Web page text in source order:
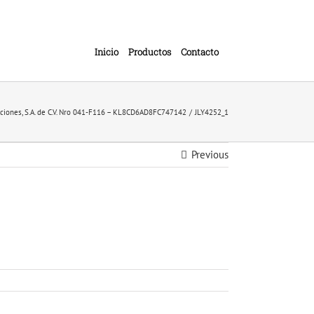
Inicio Productos Contacto
S.A. de C.V. Nro 041-F116 – KL8CD6AD8FC747142 JLY4252_1
Previous